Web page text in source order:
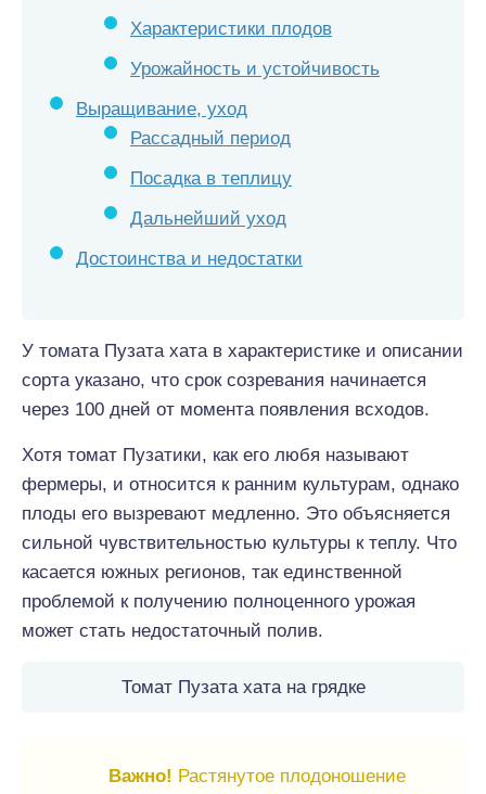
Характеристики плодов
Урожайность и устойчивость
Выращивание, уход
Рассадный период
Посадка в теплицу
Дальнейший уход
Достоинства и недостатки
У томата Пузата хата в характеристике и описании
сорта указано, что срок созревания начинается
через 100 дней от момента появления всходов.
Хотя томат Пузатики, как его любя называют
фермеры, и относится к ранним культурам, однако
плоды его вызревают медленно. Это объясняется
сильной чувствительностью культуры к теплу. Что
касается южных регионов, так единственной
проблемой к получению полноценного урожая
может стать недостаточный полив.
Томат Пузата хата на грядке
Важно! Растянутое плодоношение